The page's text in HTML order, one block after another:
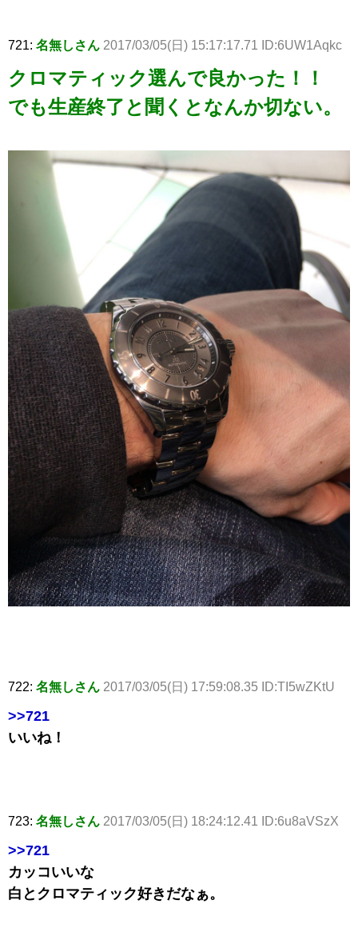
721: 名無しさん 2017/03/05(日) 15:17:17.71 ID:6UW1Aqkc
クロマティック選んで良かった！！
でも生産終了と聞くとなんか切ない。
722: 名無しさん 2017/03/05(日) 17:59:08.35 ID:TI5wZKtU
>>721
いいね！
723: 名無しさん 2017/03/05(日) 18:24:12.41 ID:6u8aVSzX
>>721
カッコいいな
白とクロマティック好きだなぁ。